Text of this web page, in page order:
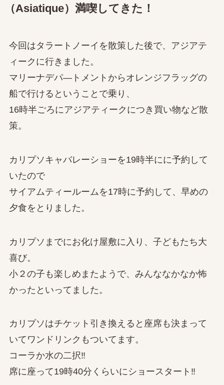
（Asiatique）満喫してきた！
今回はタラートノーイを散策した後で、アジアテ
ィークに行きました。
マリーナデパ―トメントからオレンジフラッグの
船で行けるということで乗り、
16時半ごろにアジアティークにつき買い物など散
策。
カリプソキャバレーショーを19時半にに予約して
いたので
サイアムティールームを17時に予約して、早めの
夕食をとりました。
カリプソまでにお化け屋敷に入り、子どもたち大
喜び。
小２の子も楽しめまたようで、みんななかなか怖
かったといってました。
カリプソはチケット引き換えると座席も決まって
いてワンドリンクもついてます。
コーラか水の二択‼
席に座って19時40分くらいにショースタート‼